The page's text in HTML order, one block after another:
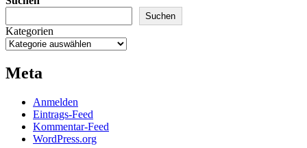
Suchen
Kategorien
Meta
Anmelden
Eintrags-Feed
Kommentar-Feed
WordPress.org